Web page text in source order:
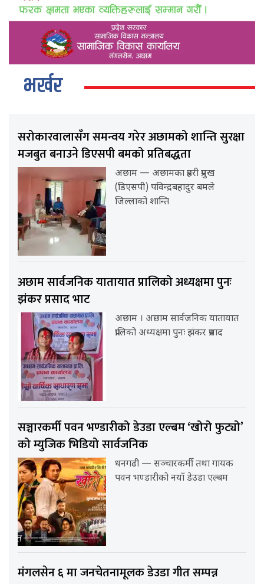
भर्खर
सरोकारवालासँग समन्वय गरेर अछामको शान्ति सुरक्षा
मजबुत बनाउने डिएसपी बमको प्रतिबद्धता
अछाम — अछामका प्रहरी प्रमुख
(डिएसपी) पविन्द्रबहादुर बमले
जिल्लाको शान्ति
अछाम सार्वजनिक यातायात प्रालिको अध्यक्षमा पुनः
झंकर प्रसाद भाट
अछाम । अछाम सार्वजनिक यातायात
प्रालिको अध्यक्षमा पुनः झंकर प्रसाद
सञ्चारकर्मी पवन भण्डारीको डेउडा एल्बम ‘खोरो फुट्यो’
को म्युजिक भिडियो सार्वजनिक
धनगढी — सञ्चारकर्मी तथा गायक
पवन भण्डारीको नयाँ डेउडा एल्बम
मंगलसेन ६ मा जनचेतनामूलक डेउडा गीत सम्पन्न